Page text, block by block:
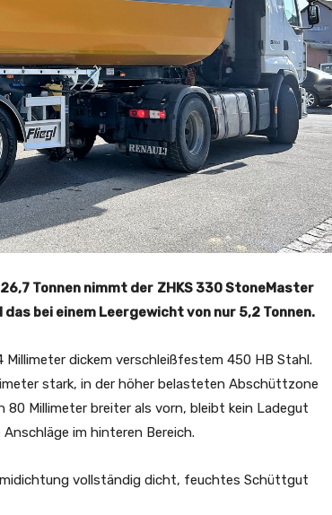
Tonnen nimmt der ZHKS 330 StoneMaster
bei einem Leergewicht von nur 5,2 Tonnen.
dickem verschleißfestem 450 HB Stahl.
stark, in der höher belasteten Abschüttzone
80 Millimeter breiter als vorn, bleibt kein Ladegut
im hinteren Bereich.
vollständig dicht, feuchtes Schüttgut